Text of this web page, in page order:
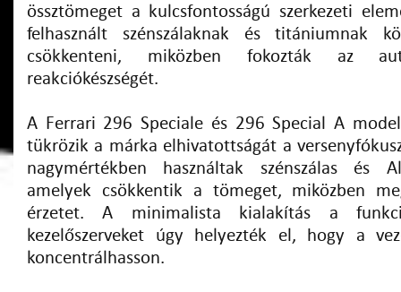
össztömeget a kulcsfontosságú szerkezeti
felhasznált szénszálaknak és titániumnak
csökkenteni, miközben fokozták az
reakciókészségét.
A Ferrari 296 Speciale és 296 Special A
tükrözik a márka elhivatottságát a
nagymértékben használtak szénszálas és
amelyek csökkentik a tömeget, miközben
érzetet. A minimalista kialakítás a
kezelőszerveket úgy helyezték el, hogy a
koncentrálhasson.